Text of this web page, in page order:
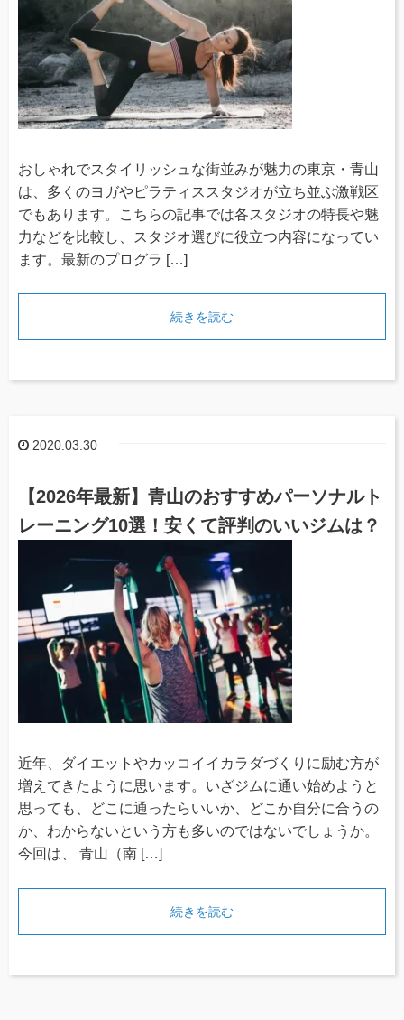
おしゃれでスタイリッシュな街並みが魅力の東京・青山
は、多くのヨガやピラティススタジオが立ち並ぶ激戦区
でもあります。こちらの記事では各スタジオの特長や魅
力などを比較し、スタジオ選びに役立つ内容になってい
ます。最新のプログラ […]
続きを読む
2020.03.30
【2026年最新】青山のおすすめパーソナルト
レーニング10選！安くて評判のいいジムは？
近年、ダイエットやカッコイイカラダづくりに励む方が
増えてきたように思います。いざジムに通い始めようと
思っても、どこに通ったらいいか、どこか自分に合うの
か、わからないという方も多いのではないでしょうか。
今回は、 青山（南 […]
続きを読む